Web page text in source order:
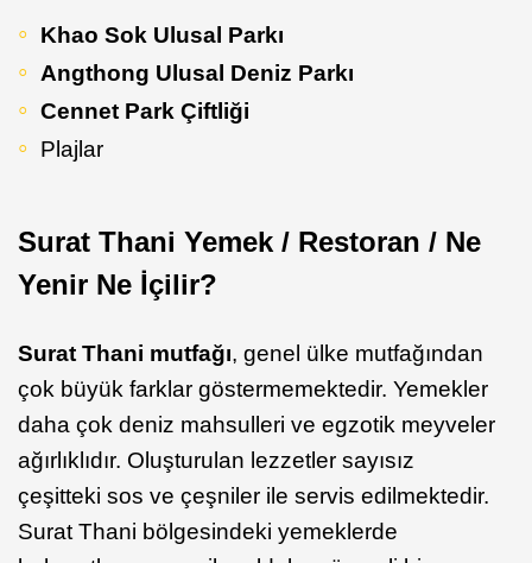
Khao Sok Ulusal Parkı
Angthong Ulusal Deniz Parkı
Cennet Park Çiftliği
Plajlar
Surat Thani Yemek / Restoran / Ne
Yenir Ne İçilir?
Surat Thani mutfağı, genel ülke mutfağından
çok büyük farklar göstermemektedir. Yemekler
daha çok deniz mahsulleri ve egzotik meyveler
ağırlıklıdır. Oluşturulan lezzetler sayısız
çeşitteki sos ve çeşniler ile servis edilmektedir.
Surat Thani bölgesindeki yemeklerde